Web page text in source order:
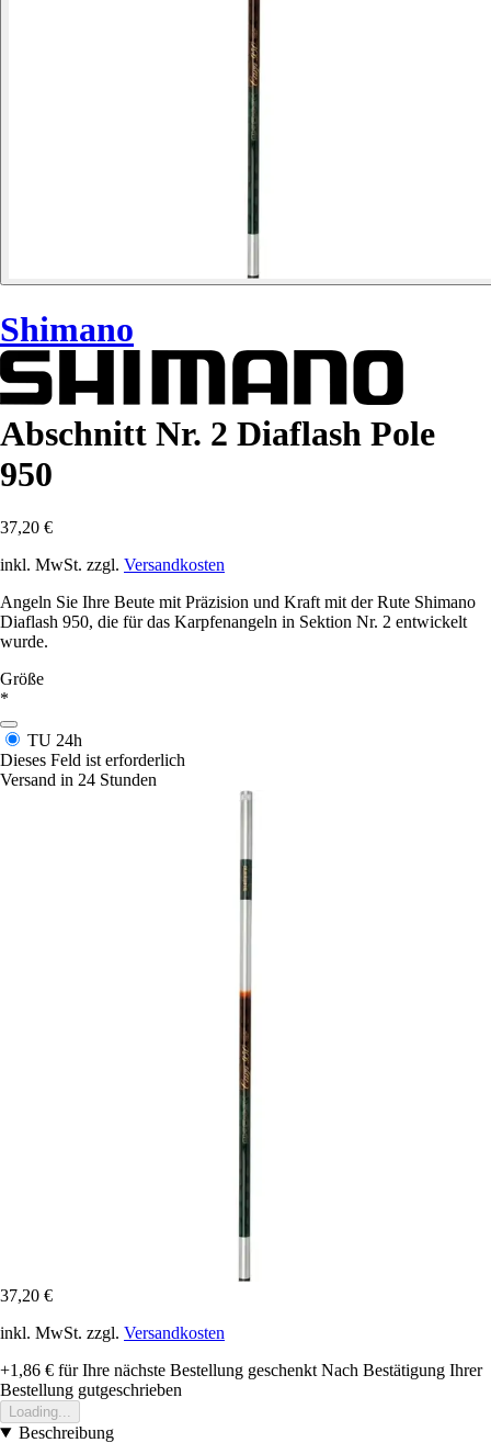
Shimano
Abschnitt Nr. 2 Diaflash Pole
950
37,20 €
inkl. MwSt. zzgl. Versandkosten
Angeln Sie Ihre Beute mit Präzision und Kraft mit der Rute Shimano
Diaflash 950, die für das Karpfenangeln in Sektion Nr. 2 entwickelt
wurde.
Größe
*
TU 24h
Dieses Feld ist erforderlich
Versand in 24 Stunden
37,20 €
inkl. MwSt. zzgl. Versandkosten
+1,86 € für Ihre nächste Bestellung geschenkt Nach Bestätigung Ihrer
Bestellung gutgeschrieben
Loading...
Beschreibung